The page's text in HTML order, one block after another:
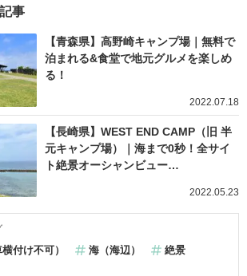
事
【青森県】高野崎キャンプ場｜無料で
泊まれる&食堂で地元グルメを楽しめ
る！
2022.07.18
【長崎県】WEST END CAMP（旧 半
元キャンプ場）｜海まで0秒！全サイ
ト絶景オーシャンビュー…
2022.05.23
付け不可） 海（海辺）
絶景